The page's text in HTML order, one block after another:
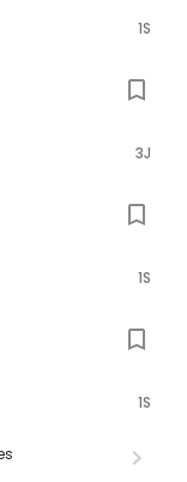
1S
3J
1S
1S